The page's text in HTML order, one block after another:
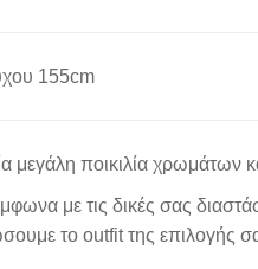
155cm
μεγάλη ποικιλία χρωμάτων
με τις δικές σας
το outfit της επιλογής